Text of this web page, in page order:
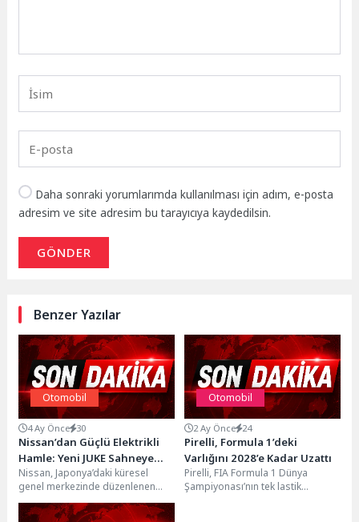
Daha sonraki yorumlarımda kullanılması için adım, e-posta
adresim ve site adresim bu tarayıcıya kaydedilsin.
GÖNDER
Benzer Yazılar
Otomobil
4 Ay Önce 30
Nissan’dan Güçlü Elektrikli
Hamle: Yeni JUKE Sahneye
Çıktı
Nissan, Japonya’daki küresel
genel merkezinde düzenlenen
Vision etkinliğinde tamamen yeni,
tam elektrikli JUKE’u tanıttı ve...
Otomobil
2 Ay Önce 24
Pirelli, Formula 1’deki
Varlığını 2028’e Kadar Uzattı
Pirelli, FIA Formula 1 Dünya
Şampiyonası’nın tek lastik